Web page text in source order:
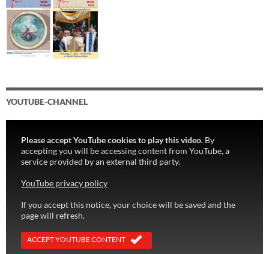
YOUTUBE-CHANNEL
Please accept YouTube cookies to play this video. By
accepting you will be accessing content from YouTube, a
service provided by an external third party.
YouTube privacy policy
If you accept this notice, your choice will be saved and the
page will refresh.
ACCEPT YOUTUBE CONTENT